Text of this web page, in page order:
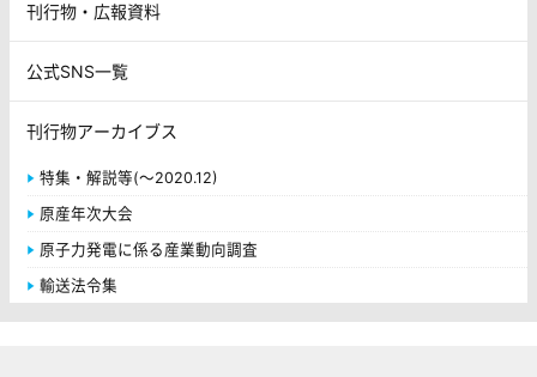
刊行物・広報資料
公式SNS一覧
刊行物アーカイブス
特集・解説等(～2020.12)
原産年次大会
原子力発電に係る産業動向調査
輸送法令集